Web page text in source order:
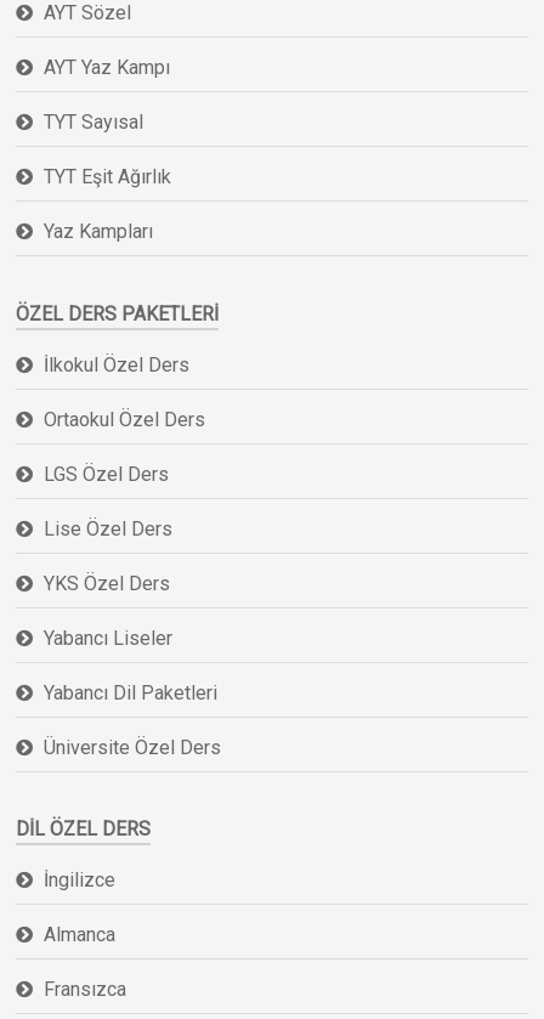
AYT Sözel
AYT Yaz Kampı
TYT Sayısal
TYT Eşit Ağırlık
Yaz Kampları
ÖZEL DERS PAKETLERI
İlkokul Özel Ders
Ortaokul Özel Ders
LGS Özel Ders
Lise Özel Ders
YKS Özel Ders
Yabancı Liseler
Yabancı Dil Paketleri
Üniversite Özel Ders
DIL ÖZEL DERS
İngilizce
Almanca
Fransızca